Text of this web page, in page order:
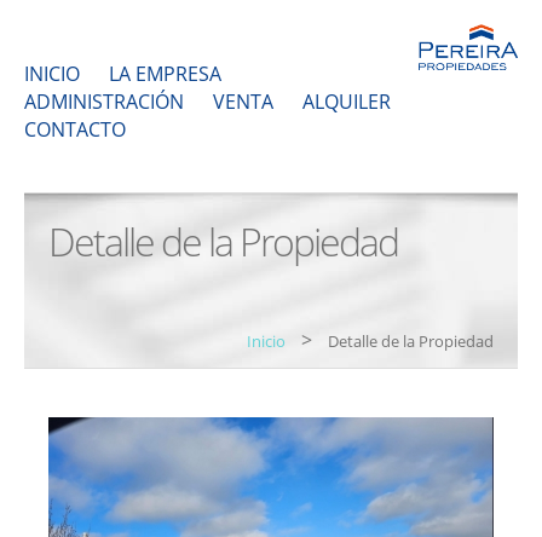
INICIO
LA EMPRESA
ADMINISTRACIÓN
VENTA
ALQUILER
CONTACTO
Detalle de la Propiedad
Inicio > Detalle de la Propiedad